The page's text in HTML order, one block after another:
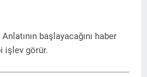
Anlatının başlayacağını haber
işlev görür.